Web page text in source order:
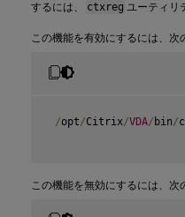
するには、
ctxreg ユーティリ
この機能を有効にするには、次
/opt/Citrix/VDA/ bin/
この機能を無効にするには、次